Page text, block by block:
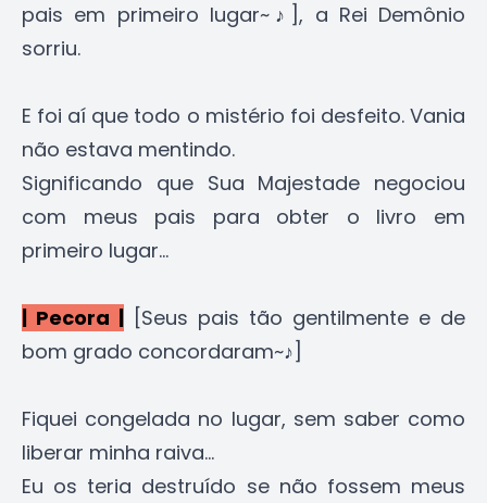
pais em primeiro lugar~♪], a Rei Demônio
sorriu.
E foi aí que todo o mistério foi desfeito. Vania
não estava mentindo.
Significando que Sua Majestade negociou
com meus pais para obter o livro em
primeiro lugar...
| Pecora | [Seus pais tão gentilmente e de
bom grado concordaram~♪]
Fiquei congelada no lugar, sem saber como
liberar minha raiva...
Eu os teria destruído se não fossem meus